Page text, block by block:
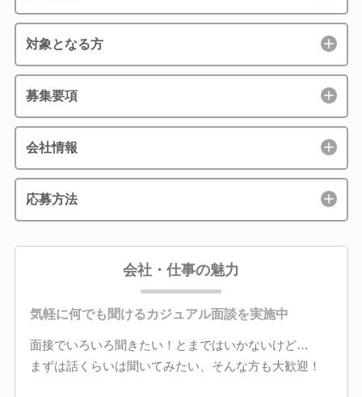
対象となる方
募集要項
会社情報
応募方法
会社・仕事の魅力
気軽に何でも聞けるカジュアル面談を実施中
面接でいろいろ聞きたい！とまではいかないけど…
まずは話くらいは聞いてみたい、そんな方も大歓迎！